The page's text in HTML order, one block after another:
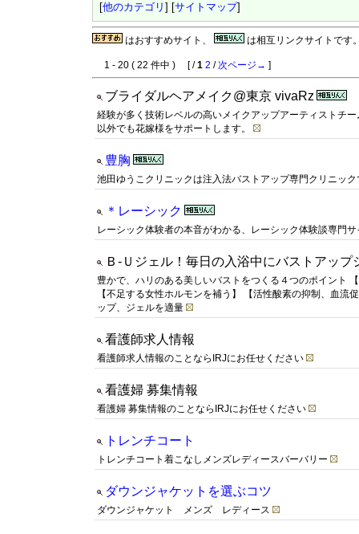
[他のカテゴリ ] [サイトマップ]
はおすすめサイト、 は相互リンクサイトです
1 - 20 ( 22 件中 ) [ /1 2 / 次ページ→ ]
ブライダルヘアメイク@東京 vivaRz
経験が多く技術レベルの高いメイクアップアーティストチ
以外でも花嫁様をサポートします。
豊胸
池田ゆうこクリニックは注入法バストアップ専門クリニッ
＊レーシック
レーシック体験者の本音がわかる、レーシック体験談専門
Ｂ-Ｕジェル！毎日の入浴中にバストアップ
豊かで、ハリのある美しいバストをつくる４つのポイント
【不足する女性ホルモンを補う】 【活性酸素の抑制、血流
ップ、ジェルを適量
看護師求人情報
看護師求人情報のことならIRJにお任せください
看護婦 募集情報
看護婦 募集情報のことならIRJにお任せください
トレンチコート
トレンチコート着こなしメンズレディースバーバリー
ダウンジャケットを選ぶコツ
ダウンジャケット メンズ レディース